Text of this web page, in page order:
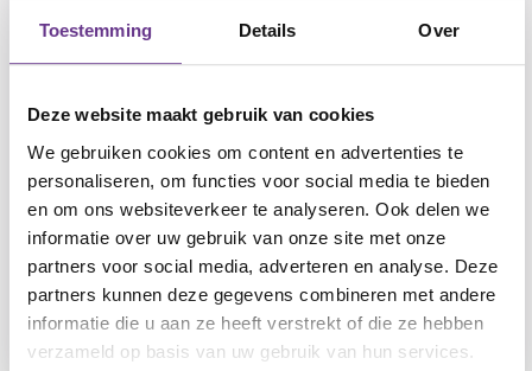
Toestemming Details Over
Deze website maakt gebruik van cookies
We gebruiken cookies om content en advertenties te
personaliseren, om functies voor social media te bieden
en om ons websiteverkeer te analyseren. Ook delen we
informatie over uw gebruik van onze site met onze
partners voor social media, adverteren en analyse. Deze
partners kunnen deze gegevens combineren met andere
informatie die u aan ze heeft verstrekt of die ze hebben
verzameld op basis van uw gebruik van hun services.
Onze kwaliteit
Onze geschiedenis
Ons bestuur
Onze medezeggenschapsraden
Onze jaarverslagen
ANBI-gegevens